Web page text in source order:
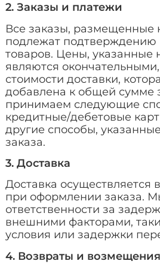
2. Заказы и платежи
Все заказы, размещенные
подлежат подтверждению
товаров. Цены, указанные
являются
стоимости доставки,
добавлена к общей сумме
принимаем следующие
кредитные/дебетовые
другие способы,
заказа.
3. Доставка
Доставка осуществляется
при оформлении заказа.
ответственности за
внешними факторами,
условия или задержки
4. Возвраты и возмещения